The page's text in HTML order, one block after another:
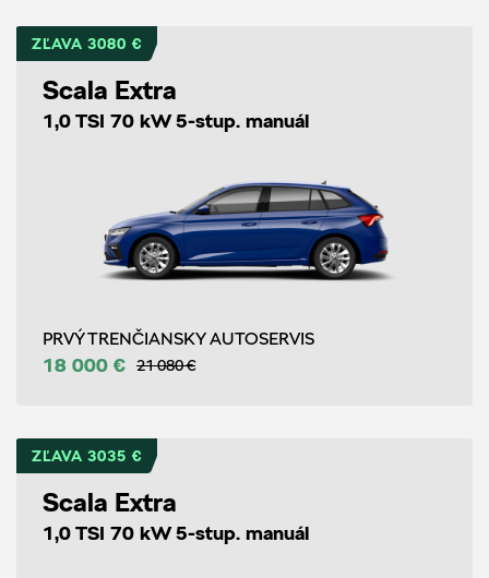
ZĽAVA 3080 €
Scala Extra
1,0 TSI 70 kW 5-stup. manuál
PRVÝ TRENČIANSKY AUTOSERVIS
18 000 € 21 080 €
ZĽAVA 3035 €
Scala Extra
1,0 TSI 70 kW 5-stup. manuál